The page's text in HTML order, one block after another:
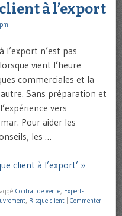
à l’export
l’export n’est pas
vient l’heure
commerciales et la
Sans préparation et
vers
Pour aider les
les …
client à l’export’ »
Contrat de vente, Expert-
, Risque client Commenter